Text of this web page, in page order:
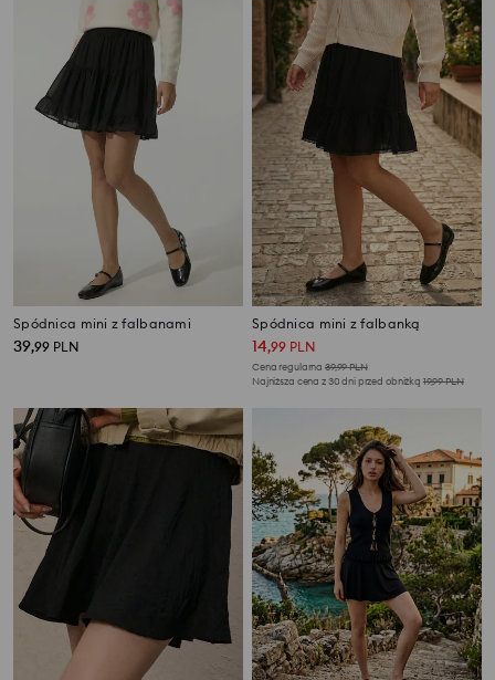
Spódnica mini z falbanami
39,99 PLN
Spódnica mini z falbanką
14,99 PLN
Cena regularna 39,99PLN
Najniższa cena z 30 dni przed obniżką 19,99PLN